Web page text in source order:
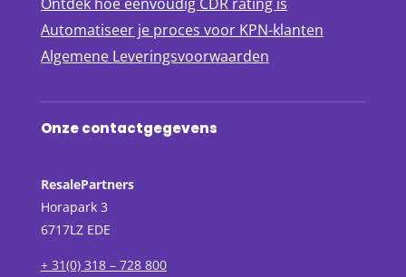
Automatiseer je proces voor KPN-klanten
Algemene Leveringsvoorwaarden
Onze contactgegevens
ResalePartners
Horapark 3
6717LZ EDE
+ 31(0) 318 – 728 800